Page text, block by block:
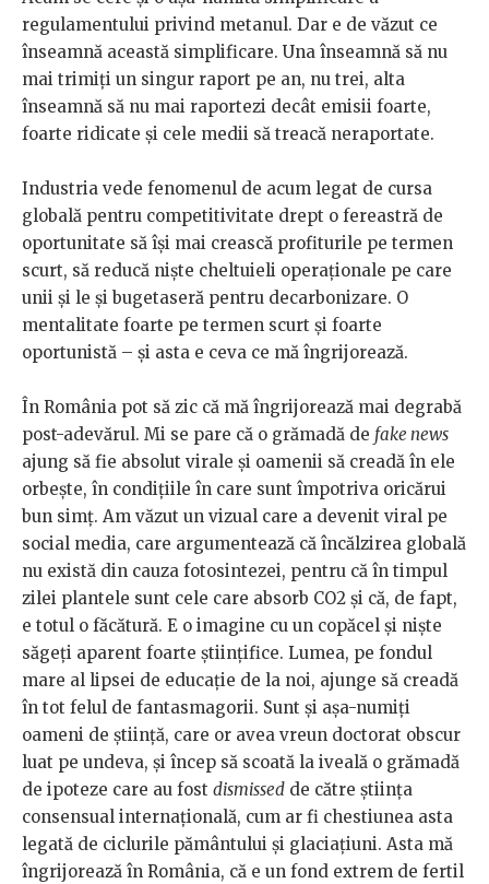
regulamentului privind metanul. Dar e de văzut ce
înseamnă această simplificare. Una înseamnă să nu
mai trimiți un singur raport pe an, nu trei, alta
înseamnă să nu mai raportezi decât emisii foarte,
foarte ridicate și cele medii să treacă neraportate.
Industria vede fenomenul de acum legat de cursa
globală pentru competitivitate drept o fereastră de
oportunitate să își mai crească profiturile pe termen
scurt, să reducă niște cheltuieli operaționale pe care
unii și le și bugetaseră pentru decarbonizare. O
mentalitate foarte pe termen scurt și foarte
oportunistă – și asta e ceva ce mă îngrijorează.
În România pot să zic că mă îngrijorează mai degrabă
post-adevărul. Mi se pare că o grămadă de fake news
ajung să fie absolut virale și oamenii să creadă în ele
orbește, în condițiile în care sunt împotriva oricărui
bun simț. Am văzut un vizual care a devenit viral pe
social media, care argumentează că încălzirea globală
nu există din cauza fotosintezei, pentru că în timpul
zilei plantele sunt cele care absorb CO2 și că, de fapt,
e totul o făcătură. E o imagine cu un copăcel și niște
săgeți aparent foarte științifice. Lumea, pe fondul
mare al lipsei de educație de la noi, ajunge să creadă
în tot felul de fantasmagorii. Sunt și așa-numiți
oameni de știință, care or avea vreun doctorat obscur
luat pe undeva, și încep să scoată la iveală o grămadă
de ipoteze care au fost dismissed de către știința
consensual internațională, cum ar fi chestiunea asta
legată de ciclurile pământului și glaciațiuni. Asta mă
îngrijorează în România, că e un fond extrem de fertil